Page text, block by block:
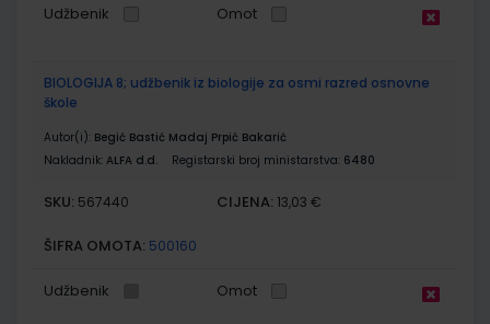
Udžbenik Omot
BIOLOGIJA 8; udžbenik iz biologije za osmi razred osnovne
škole
Autor(i): Begić Bastić Madaj Prpić Bakarić
Nakladnik: ALFA d.d. Registarski broj ministarstva: 6480
SKU: 567440 CIJENA: 13,03 €
ŠIFRA OMOTA: 500160
Udžbenik Omot